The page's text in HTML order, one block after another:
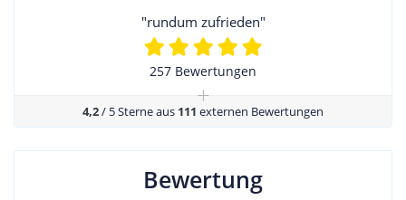
"rundum zufrieden"
257 Bewertungen
+
4,2/ 5 Sterne aus 111 externen Bewertungen
Bewertung